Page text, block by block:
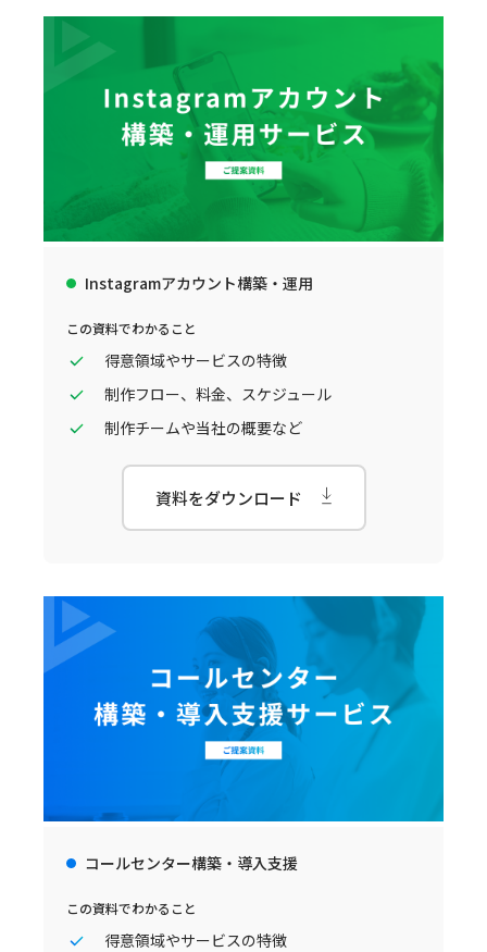
Instagramアカウント構築・運用
この資料でわかること
得意領域やサービスの特徴
制作フロー、料金、スケジュール
制作チームや当社の概要など
資料をダウンロード
コールセンター構築・導入支援
この資料でわかること
得意領域やサービスの特徴